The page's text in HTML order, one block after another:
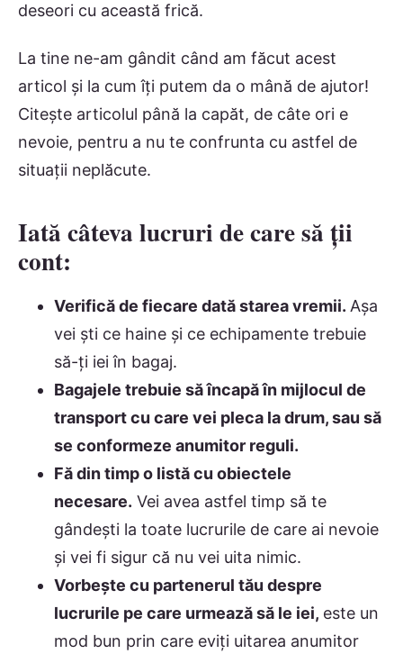
deseori cu această frică.
La tine ne-am gândit când am făcut acest
articol și la cum îți putem da o mână de ajutor!
Citește articolul până la capăt, de câte ori e
nevoie, pentru a nu te confrunta cu astfel de
situații neplăcute.
Iată câteva lucruri de care să ții
cont:
Verifică de fiecare dată starea vremii. Așa
vei ști ce haine și ce echipamente trebuie
să-ți iei în bagaj.
Bagajele trebuie să încapă în mijlocul de
transport cu care vei pleca la drum, sau să
se conformeze anumitor reguli.
Fă din timp o listă cu obiectele
necesare. Vei avea astfel timp să te
gândești la toate lucrurile de care ai nevoie
și vei fi sigur că nu vei uita nimic.
Vorbește cu partenerul tău despre
lucrurile pe care urmează să le iei, este un
mod bun prin care eviți uitarea anumitor